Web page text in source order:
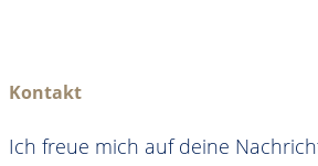
Kontakt
Ich freue mich auf deine